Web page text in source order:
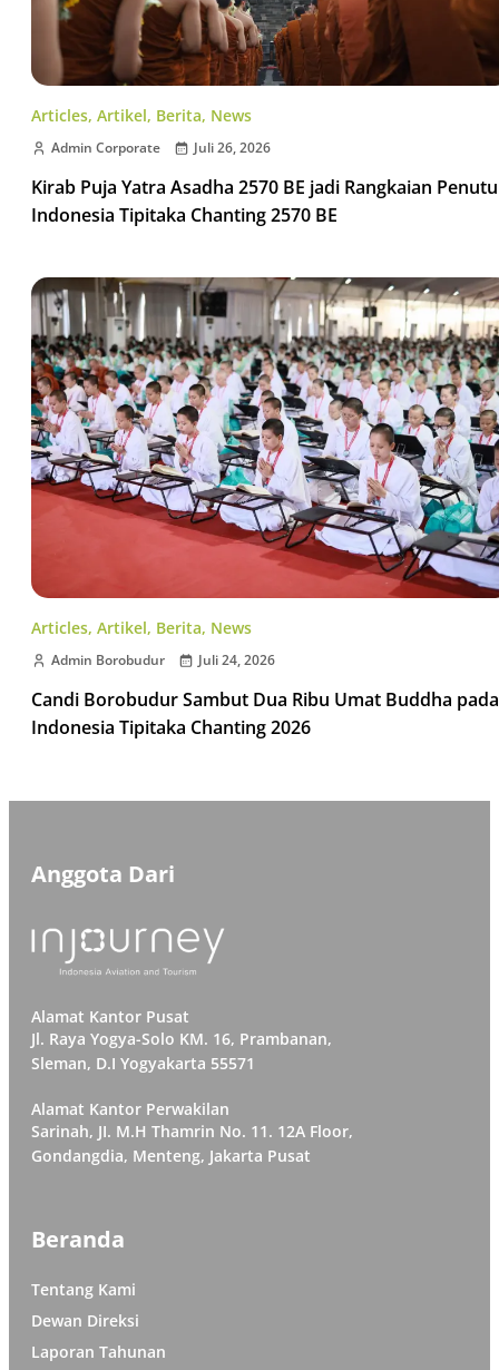
Articles, Artikel, Berita, News
Admin Corporate Juli 26, 2026
Kirab Puja Yatra Asadha 2570 BE jadi Rangkaian
Indonesia Tipitaka Chanting 2570 BE
Articles, Artikel, Berita, News
Admin Borobudur Juli 24, 2026
Candi Borobudur Sambut Dua Ribu Umat Buddha pada
Indonesia Tipitaka Chanting 2026
Anggota Dari
Alamat Kantor Pusat
Jl. Raya Yogya-Solo KM. 16, Prambanan,
Sleman, D.I Yogyakarta 55571
Alamat Kantor Perwakilan
Sarinah, JI. M.H Thamrin No. 11. 12A Floor,
Gondangdia, Menteng, Jakarta Pusat
Beranda
Tentang Kami
Dewan Direksi
Laporan Tahunan